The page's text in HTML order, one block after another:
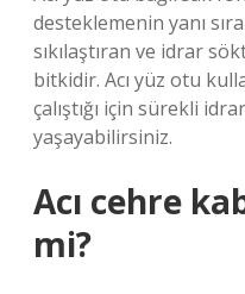
desteklemenin yanı
sıkılaştıran ve idrar
bitkidir. Acı yüz otu
çalıştığı için sürekli
yaşayabilirsiniz.
Acı cehre
mi?